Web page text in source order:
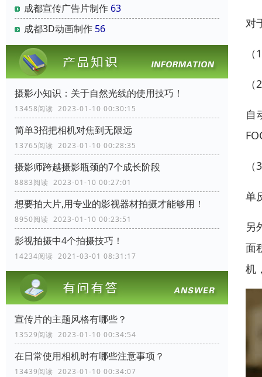
成都宣传广告片制作 63
成都3D动画制作 56
摄影小知识：关于自然光线的使用技巧！
13458阅读 2023-01-10 00:30:15
简单3招把相机对焦到无限远
13765阅读 2023-01-10 00:28:35
摄影师跨越摄影瓶颈的7个成长阶段
8883阅读 2023-01-10 00:27:01
想要拍大片,用专业的影视器材拍摄才能够用！
8950阅读 2023-01-10 00:23:51
影视拍摄中4个拍摄技巧！
14234阅读 2021-03-01 08:31:17
宣传片的主题风格有哪些？
13529阅读 2023-01-10 00:34:54
在日常使用相机时有哪些注意事项？
13439阅读 2023-01-10 00:34:07
对
自
单
另
面
机